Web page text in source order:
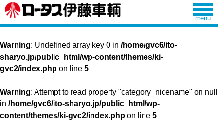
Warning: Undefined array key 0 in /home/gvc6/ito-
sharyo.jp/public_html/wp-content/themes/ki-
gvc2/index.php on line 5
Warning: Attempt to read property "category_nicename" on null
in /home/gvc6/ito-sharyo.jp/public_html/wp-
content/themes/ki-gvc2/index.php on line 5